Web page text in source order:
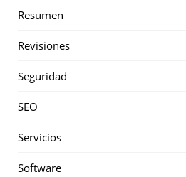
Resumen
Revisiones
Seguridad
SEO
Servicios
Software